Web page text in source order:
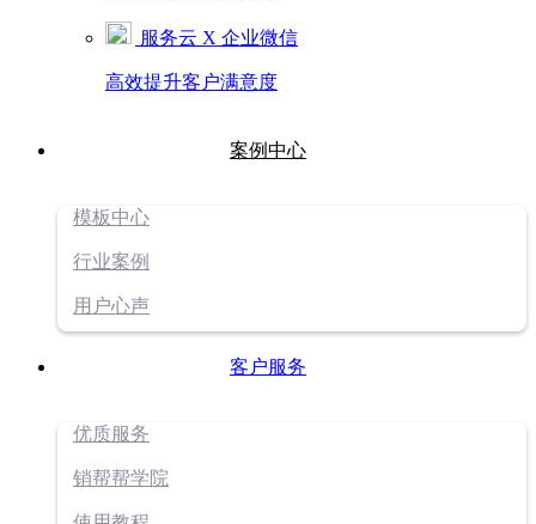
服务云 X 企业微信
高效提升客户满意度
案例中心
模板中心
行业案例
用户心声
客户服务
优质服务
销帮帮学院